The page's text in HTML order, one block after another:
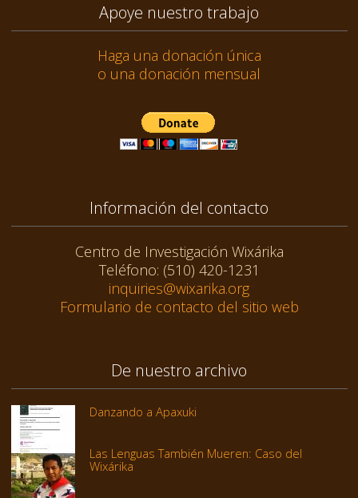
Apoye nuestro trabajo
Haga una donación única
o una donación mensual
Información del contacto
Centro de Investigación Wixárika
Teléfono: (510) 420-1231
inquiries@wixarika.org
Formulario de contacto del sitio web
De nuestro archivo
Danzando a Apaxuki
Las Lenguas También Mueren: Caso del
Wixárika